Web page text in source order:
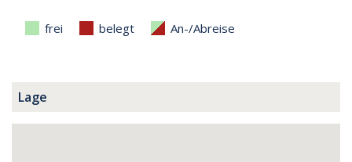
frei belegt An-/Abreise
Lage